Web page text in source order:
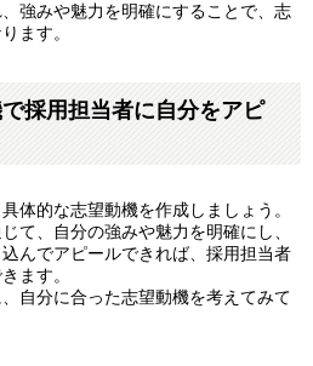
強みや魅力を明確にすることで、志
ます。
採用担当者に自分をアピ
体的な志望動機を作成しましょう。
て、自分の強みや魅力を明確にし、
んでアピールできれば、採用担当者
ます。
自分に合った志望動機を考えてみて